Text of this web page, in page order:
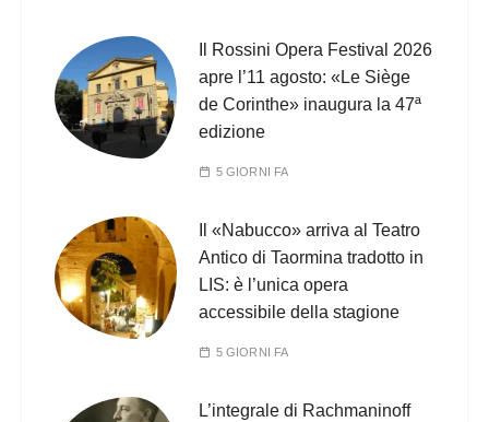
Il Rossini Opera Festival 2026
apre l’11 agosto: «Le Siège
de Corinthe» inaugura la 47ª
edizione
5 GIORNI FA
Il «Nabucco» arriva al Teatro
Antico di Taormina tradotto in
LIS: è l’unica opera
accessibile della stagione
5 GIORNI FA
L’integrale di Rachmaninoff